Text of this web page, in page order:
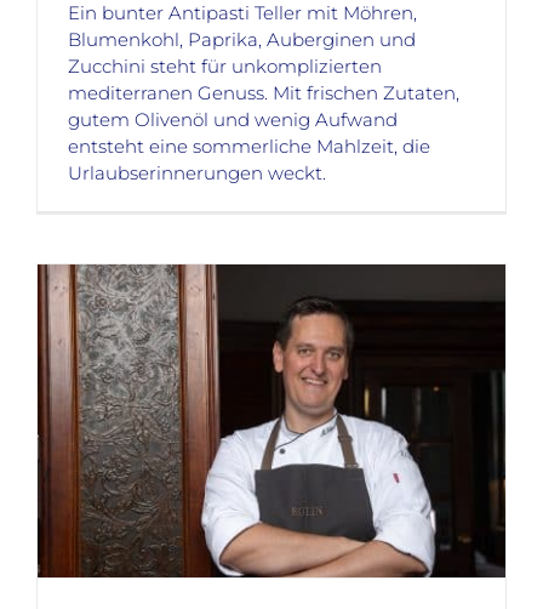
Ein bunter Antipasti Teller mit Möhren,
Blumenkohl, Paprika, Auberginen und
Zucchini steht für unkomplizierten
mediterranen Genuss. Mit frischen Zutaten,
gutem Olivenöl und wenig Aufwand
entsteht eine sommerliche Mahlzeit, die
Urlaubserinnerungen weckt.